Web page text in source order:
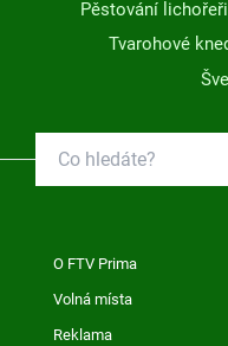
Pěstování
Tvarohové
O FTV Prima
Volná místa
Reklama